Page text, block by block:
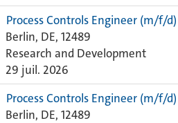
Process Controls Engineer (m/f/d)
Berlin, DE, 12489
Research and Development
29 juil. 2026
Process Controls Engineer (m/f/d)
Berlin, DE, 12489